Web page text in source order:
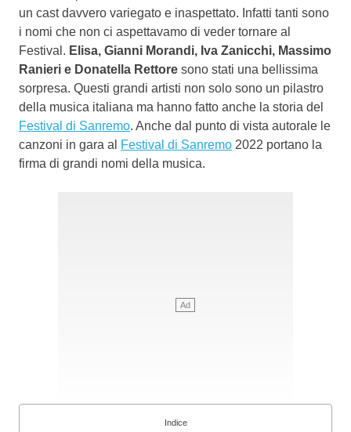
un cast davvero variegato e inaspettato. Infatti tanti sono
i nomi che non ci aspettavamo di veder tornare al
Festival. Elisa, Gianni Morandi, Iva Zanicchi, Massimo
Ranieri e Donatella Rettore sono stati una bellissima
sorpresa. Questi grandi artisti non solo sono un pilastro
della musica italiana ma hanno fatto anche la storia del
Festival di Sanremo. Anche dal punto di vista autorale le
canzoni in gara al
Festival di Sanremo 2022 portano la
firma di grandi nomi della musica.
Indice